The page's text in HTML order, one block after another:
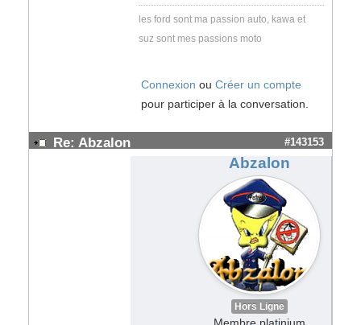
les ford sont ma passion auto, kawa et
suz sont mes passions moto
Connexion ou Créer un compte
pour participer à la conversation.
Re: Abzalon #143153
Abzalon
Hors Ligne